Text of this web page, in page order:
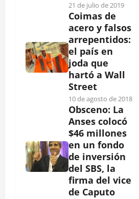
21 de julio de 2019
Coimas de
acero y falsos
arrepentidos:
el país en
joda que
hartó a Wall
Street
10 de agosto de 2018
Obsceno: La
Anses colocó
$46 millones
en un fondo
de inversión
del SBS, la
firma del vice
de Caputo